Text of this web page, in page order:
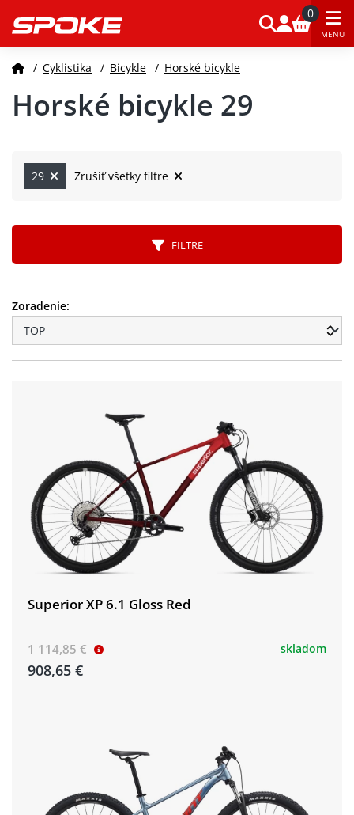
0
MENU
/ Cyklistika / Bicykle / Horské bicykle
Horské bicykle 29
29 Zrušiť všetky filtre
FILTRE
Zoradenie:
Superior XP 6.1 Gloss Red
1 114,85 €
908,65 €
skladom